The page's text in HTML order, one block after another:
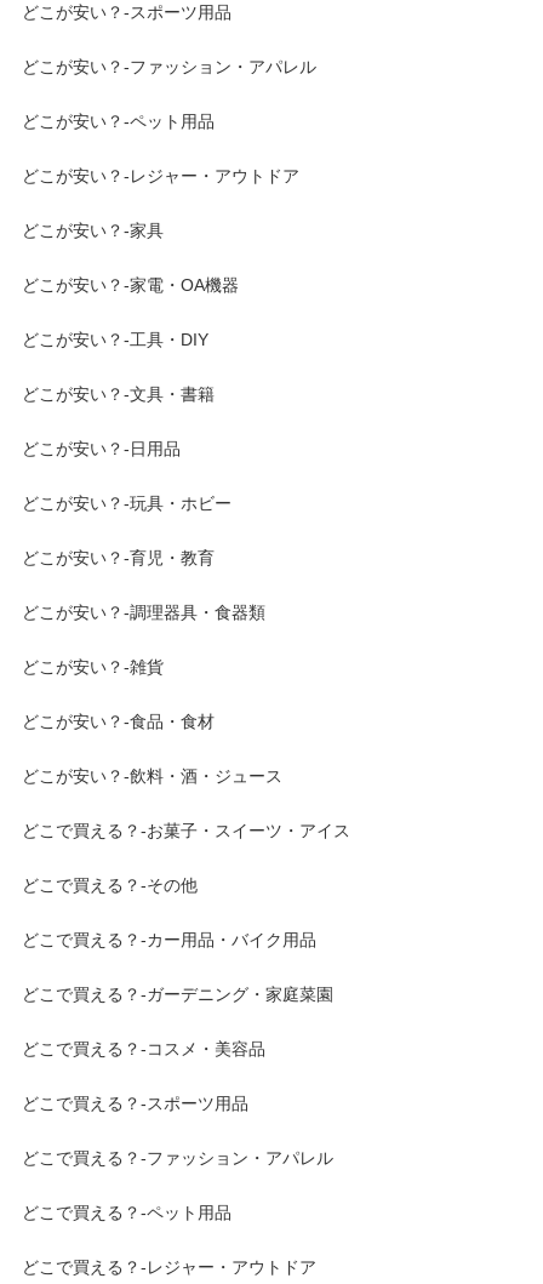
どこが安い？-スポーツ用品
どこが安い？-ファッション・アパレル
どこが安い？-ペット用品
どこが安い？-レジャー・アウトドア
どこが安い？-家具
どこが安い？-家電・OA機器
どこが安い？-工具・DIY
どこが安い？-文具・書籍
どこが安い？-日用品
どこが安い？-玩具・ホビー
どこが安い？-育児・教育
どこが安い？-調理器具・食器類
どこが安い？-雑貨
どこが安い？-食品・食材
どこが安い？-飲料・酒・ジュース
どこで買える？-お菓子・スイーツ・アイス
どこで買える？-その他
どこで買える？-カー用品・バイク用品
どこで買える？-ガーデニング・家庭菜園
どこで買える？-コスメ・美容品
どこで買える？-スポーツ用品
どこで買える？-ファッション・アパレル
どこで買える？-ペット用品
どこで買える？-レジャー・アウトドア